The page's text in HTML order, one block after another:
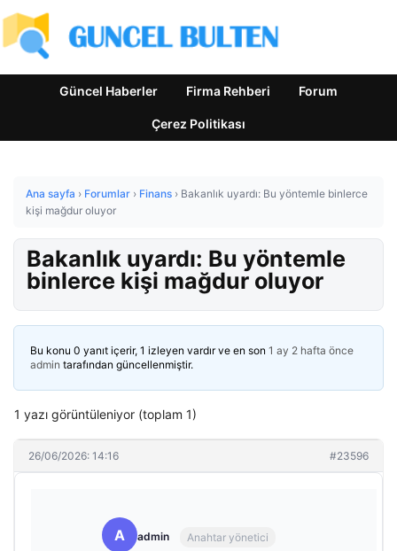
Güncel Haberler Firma Rehberi Forum
Çerez Politikası
Ana sayfa › Forumlar › Finans › Bakanlık uyardı: Bu yöntemle binlerce
kişi mağdur oluyor
Bakanlık uyardı: Bu yöntemle
binlerce kişi mağdur oluyor
Bu konu 0 yanıt içerir, 1 izleyen vardır ve en son 1 ay 2 hafta önce
admin tarafından güncellenmiştir.
1 yazı görüntüleniyor (toplam 1)
26/06/2026: 14:16 #23596
A admin Anahtar yönetici